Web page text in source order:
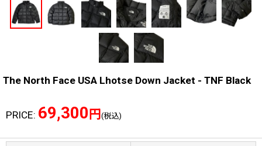
The North Face USA Lhotse Down Jacket - TNF Black
PRICE: 69,300円(税込)